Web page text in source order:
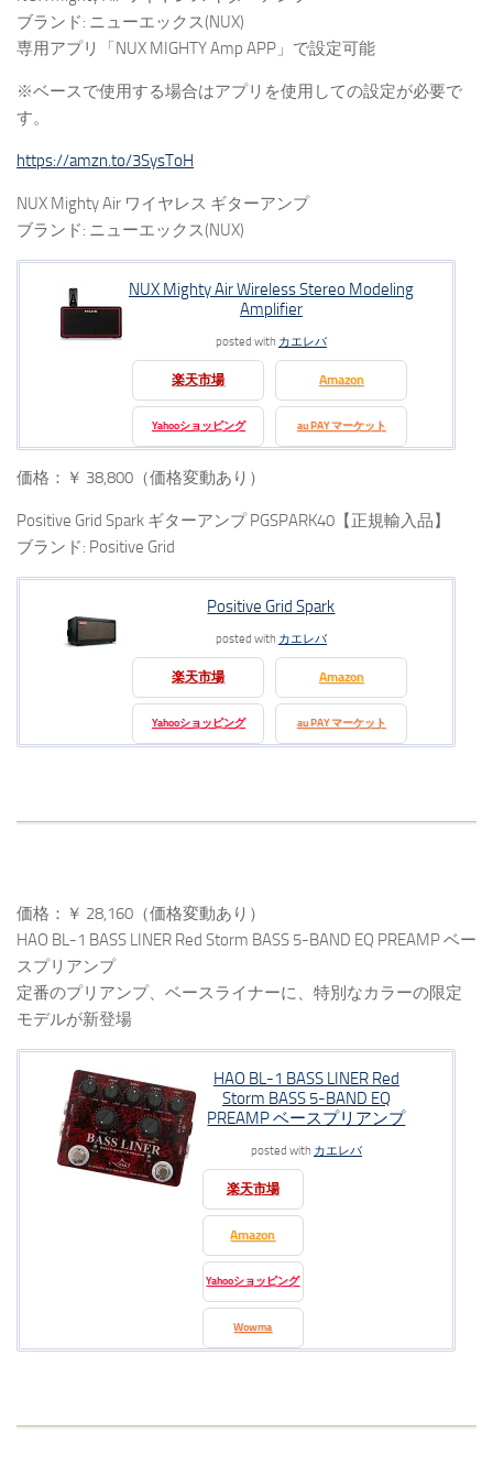
ブランド: ニューエックス(NUX)
専用アプリ「NUX MIGHTY Amp APP」で設定可能
※ベースで使用する場合はアプリを使用しての設定が必要で
す。
https://amzn.to/3SysToH
NUX Mighty Air ワイヤレス ギターアンプ
ブランド: ニューエックス(NUX)
NUX Mighty Air Wireless Stereo Modeling
Amplifier
posted with カエレバ
楽天市場 Amazon
Yahooショッピング au PAY マーケット
価格：￥ 38,800（価格変動あり）
Positive Grid Spark ギターアンプ PGSPARK40【正規輸入品】
ブランド: Positive Grid
Positive Grid Spark
posted with カエレバ
楽天市場 Amazon
Yahooショッピング au PAY マーケット
価格：￥ 28,160（価格変動あり）
HAO BL-1 BASS LINER Red Storm BASS 5-BAND EQ PREAMP ベー
スプリアンプ
定番のプリアンプ、ベースライナーに、特別なカラーの限定
モデルが新登場
HAO BL-1 BASS LINER Red
Storm BASS 5-BAND EQ
PREAMP ベースプリアンプ
posted with カエレバ
楽天市場
Amazon
Yahooショッピング
Wowma